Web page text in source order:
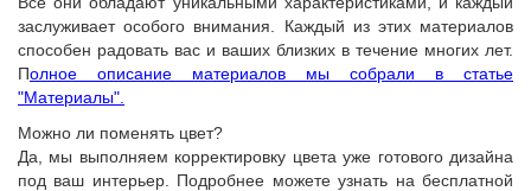
заслуживает особого внимания. Каждый из этих материалов
способен радовать вас и ваших близких в течение многих лет.
Полное описание материалов мы собрали в статье
"Материалы".
Можно ли поменять цвет?
Да, мы выполняем корректировку цвета уже готового дизайна
под ваш интерьер. Подробнее можете узнать на бесплатной